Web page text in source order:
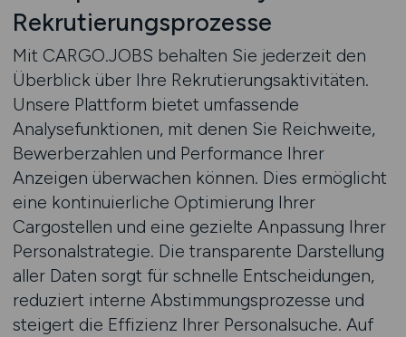
Rekrutierungsprozesse
Mit CARGO.JOBS behalten Sie jederzeit den
Überblick über Ihre Rekrutierungsaktivitäten.
Unsere Plattform bietet umfassende
Analysefunktionen, mit denen Sie Reichweite,
Bewerberzahlen und Performance Ihrer
Anzeigen überwachen können. Dies ermöglicht
eine kontinuierliche Optimierung Ihrer
Cargostellen und eine gezielte Anpassung Ihrer
Personalstrategie. Die transparente Darstellung
aller Daten sorgt für schnelle Entscheidungen,
reduziert interne Abstimmungsprozesse und
steigert die Effizienz Ihrer Personalsuche. Auf